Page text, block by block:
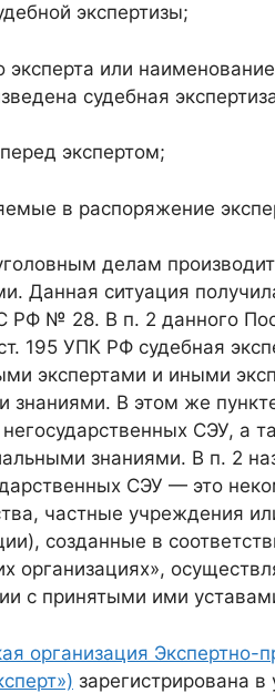
экспертизы;
или
судебная
экспертом;
в распоряжение
делам
Данная ситуация
РФ № 28. В п. 2 данного
195 УПК РФ судебная
экспертами и иными
В этом же
негосударственных СЭУ, а
знаниями. В п. 2
СЭУ — это
частные учреждения
созданные в
организациях»,
с принятыми ими
организация Экспертно-
зарегистрирована